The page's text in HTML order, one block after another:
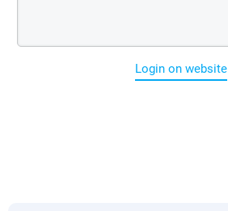
Login on website